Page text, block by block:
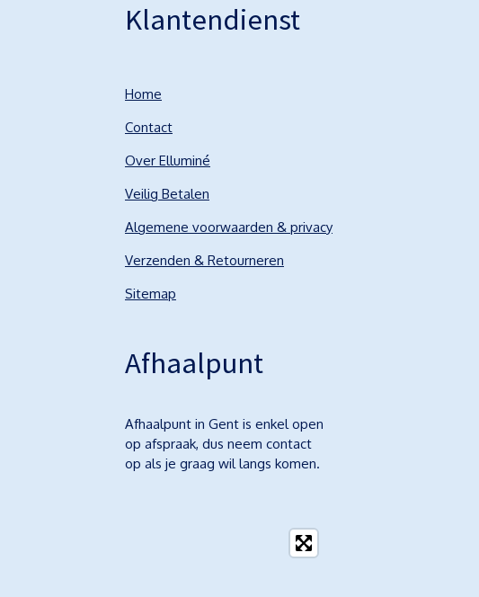
Klantendienst
Home
Contact
Over Elluminé
Veilig Betalen
Algemene voorwaarden & privacy
Verzenden & Retourneren
Sitemap
Afhaalpunt
Afhaalpunt in Gent is enkel open
op afspraak, dus neem contact
op als je graag wil langs komen.